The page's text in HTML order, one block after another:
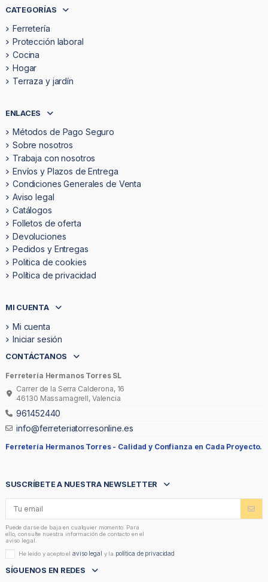
CATEGORÍAS
Ferretería
Protección laboral
Cocina
Hogar
Terraza y jardín
ENLACES
Métodos de Pago Seguro
Sobre nosotros
Trabaja con nosotros
Envíos y Plazos de Entrega
Condiciones Generales de Venta
Aviso legal
Catálogos
Folletos de oferta
Devoluciones
Pedidos y Entregas
Politica de cookies
Política de privacidad
MI CUENTA
Mi cuenta
Iniciar sesión
CONTÁCTANOS
Ferretería Hermanos Torres SL
Carrer de la Serra Calderona, 16
46130 Massamagrell, Valencia
961452440
info@ferreteriatorresonline.es
Ferretería Hermanos Torres - Calidad y Confianza en Cada Proyecto.
SUSCRÍBETE A NUESTRA NEWSLETTER
Puede darse de baja en cualquier momento. Para
ello, consulte nuestra información de contacto en el
aviso legal.
He leído y acepto elaviso legal y la política de privacidad
SÍGUENOS EN REDES